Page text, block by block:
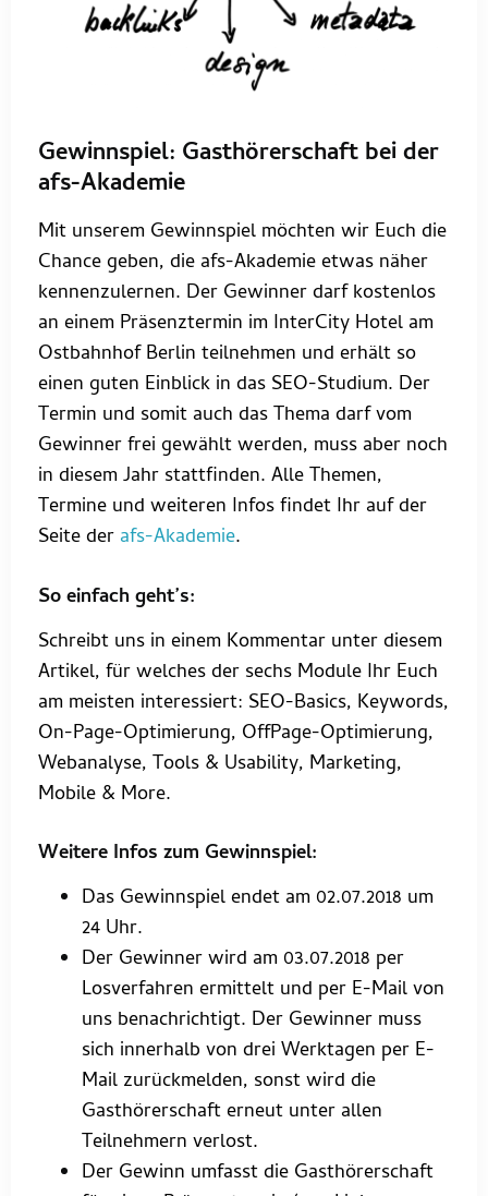
Gewinnspiel: Gasthörerschaft bei der
afs-Akademie
Mit unserem Gewinnspiel möchten wir Euch die
Chance geben, die afs-Akademie etwas näher
kennenzulernen. Der Gewinner darf kostenlos
an einem Präsenztermin im InterCity Hotel am
Ostbahnhof Berlin teilnehmen und erhält so
einen guten Einblick in das SEO-Studium. Der
Termin und somit auch das Thema darf vom
Gewinner frei gewählt werden, muss aber noch
in diesem Jahr stattfinden. Alle Themen,
Termine und weiteren Infos findet Ihr auf der
Seite der afs-Akademie.
So einfach geht’s:
Schreibt uns in einem Kommentar unter diesem
Artikel, für welches der sechs Module Ihr Euch
am meisten interessiert: SEO-Basics, Keywords,
On-Page-Optimierung, OffPage-Optimierung,
Webanalyse, Tools & Usability, Marketing,
Mobile & More.
Weitere Infos zum Gewinnspiel:
Das Gewinnspiel endet am 02.07.2018 um
24 Uhr.
Der Gewinner wird am 03.07.2018 per
Losverfahren ermittelt und per E-Mail von
uns benachrichtigt. Der Gewinner muss
sich innerhalb von drei Werktagen per E-
Mail zurückmelden, sonst wird die
Gasthörerschaft erneut unter allen
Teilnehmern verlost.
Der Gewinn umfasst die Gasthörerschaft